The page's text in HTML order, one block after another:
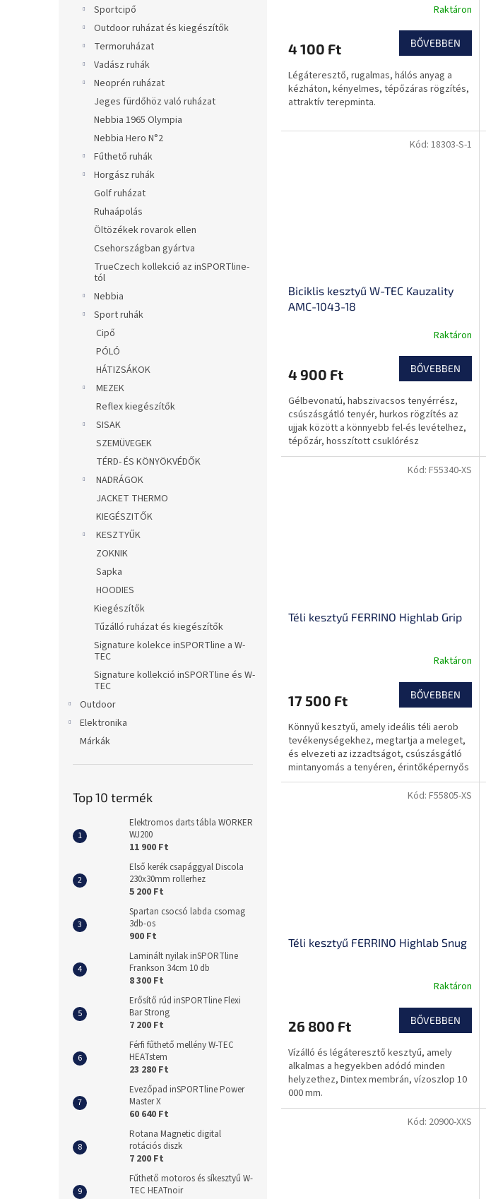
Sportcipő
Outdoor ruházat és kiegészítők
Termoruházat
Vadász ruhák
Neoprén ruházat
Jeges fürdőhöz való ruházat
Nebbia 1965 Olympia
Nebbia Hero N°2
Fűthető ruhák
Horgász ruhák
Golf ruházat
Ruhaápolás
Öltözékek rovarok ellen
Csehországban gyártva
TrueCzech kollekció az inSPORTline-
tól
Nebbia
Sport ruhák
Cipő
PÓLÓ
HÁTIZSÁKOK
MEZEK
Reflex kiegészítők
SISAK
SZEMÜVEGEK
TÉRD- ÉS KÖNYÖKVÉDŐK
NADRÁGOK
JACKET THERMO
KIEGÉSZITŐK
KESZTYŰK
ZOKNIK
Sapka
HOODIES
Kiegészítők
Tűzálló ruházat és kiegészítők
Signature kolekce inSPORTline a W-
TEC
Signature kollekció inSPORTline és W-
TEC
Outdoor
Elektronika
Márkák
Top 10 termék
Elektromos darts tábla WORKER
WJ200
11 900 Ft
Első kerék csapággyal Discola
230x30mm rollerhez
5 200 Ft
Spartan csocsó labda csomag
3db-os
900 Ft
Laminált nyilak inSPORTline
Frankson 34cm 10 db
8 300 Ft
Erősítő rúd inSPORTline Flexi
Bar Strong
7 200 Ft
Férfi fűthető mellény W-TEC
HEATstem
23 280 Ft
Evezőpad inSPORTline Power
Master X
60 640 Ft
Rotana Magnetic digital
rotációs diszk
7 200 Ft
Fűthető motoros és síkesztyű W-
TEC HEATnoir
Raktáron
4 100 Ft BŐVEBBEN
Légáteresztő, rugalmas, hálós anyag a
kézháton, kényelmes, tépőzáras rögzítés,
attraktív terepminta.
Biciklis kesztyű W-TEC Kauzality
AMC-1043-18
Raktáron
4 900 Ft BŐVEBBEN
Gélbevonatú, habszivacsos tenyérrész,
csúszásgátló tenyér, hurkos rögzítés az
ujjak között a könnyebb fel-és levételhez,
tépőzár, hosszított csuklórész
Kód: 18303-S-1
Téli kesztyű FERRINO Highlab Grip
Raktáron
17 500 Ft BŐVEBBEN
Könnyű kesztyű, amely ideális téli aerob
tevékenységekhez, megtartja a meleget,
és elvezeti az izzadtságot, csúszásgátló
mintanyomás a tenyéren, érintőképernyős
eszközök...
Kód: F55340-XS
Téli kesztyű FERRINO Highlab Snug
Raktáron
26 800 Ft BŐVEBBEN
Vízálló és légáteresztő kesztyű, amely
alkalmas a hegyekben adódó minden
helyzethez, Dintex membrán, vízoszlop 10
000 mm.
Kód: F55805-XS
Kód: 20900-XXS